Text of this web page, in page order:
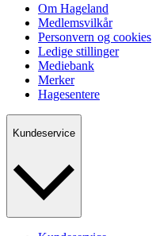
Om Hageland
Medlemsvilkår
Personvern og cookies
Ledige stillinger
Mediebank
Merker
Hagesentere
Kundeservice